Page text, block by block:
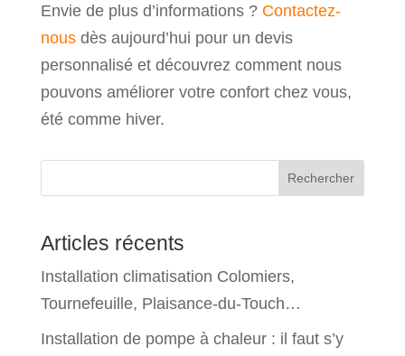
Envie de plus d’informations ? Contactez-
nousdès aujourd’hui pour un devis
personnalisé et découvrez comment nous
pouvons améliorer votre confort chez vous,
été comme hiver.
Rechercher
Articles récents
Installation climatisation Colomiers,
Tournefeuille, Plaisance-du-Touch…
Installation de pompe à chaleur : il faut s’y